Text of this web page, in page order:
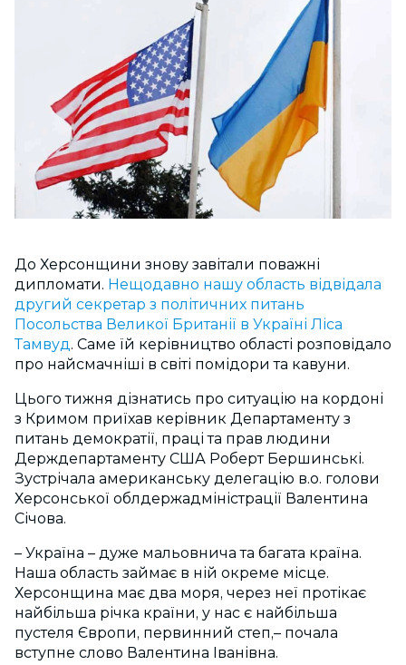
До Херсонщини знову завітали поважні
дипломати. Нещодавно нашу область відвідала
другий секретар з політичних питань
Посольства Великої Британії в Україні Ліса
Тамвуд. Саме їй керівництво області розповідало
про найсмачніші в світі помідори та кавуни.
Цього тижня дізнатись про ситуацію на кордоні
з Кримом приїхав керівник Департаменту з
питань демократії, праці та прав людини
Держдепартаменту США Роберт Бершинські.
Зустрічала американську делегацію в.о. голови
Херсонської облдержадміністрації Валентина
Січова.
– Україна – дуже мальовнича та багата країна.
Наша область займає в ній окреме місце.
Херсонщина має два моря, через неї протікає
найбільша річка країни, у нас є найбільша
пустеля Європи, первинний степ,– почала
вступне слово Валентина Іванівна.